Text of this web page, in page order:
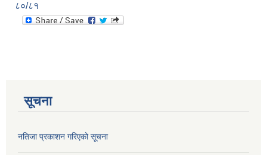
८०/८१
सूचना
नतिजा प्रकाशन गरिएको सूचना